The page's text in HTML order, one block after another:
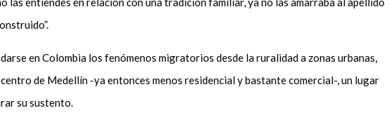
en Colombia los fenómenos migratorios desde la ruralidad a zonas urbanas,
de Medellín -ya entonces menos residencial y bastante comercial-, un lugar
su sustento.